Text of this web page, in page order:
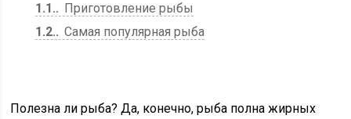
1.1.
Приготовление рыбы
1.2.
Самая популярная рыба
Полезна ли рыба? Да, конечно, рыба полна жирных